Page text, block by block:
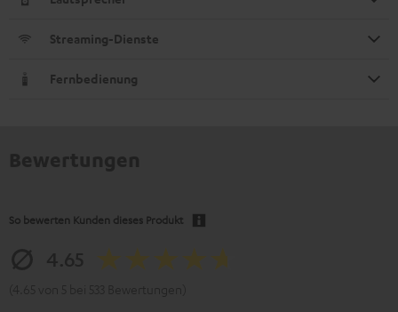
Streaming-Dienste
Fernbedienung
So bewerten Kunden dieses Produkt